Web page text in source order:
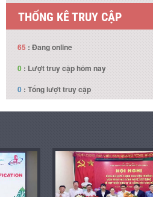
THỐNG KÊ TRUY CẬP
: Lượt truy cập hôm nay